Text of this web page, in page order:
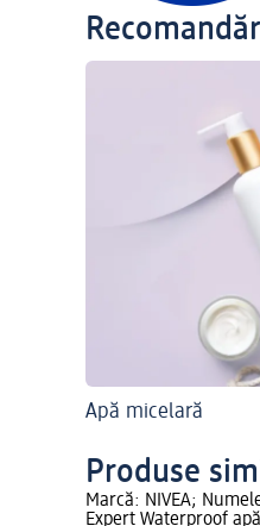
Apă micelară
Produse
Marcă: NIVEA;
Expert Waterproof